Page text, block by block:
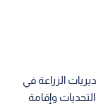
الزراعة في
وإقامة